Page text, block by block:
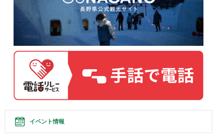
イベント情報